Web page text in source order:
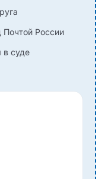
Почтой России
в суде